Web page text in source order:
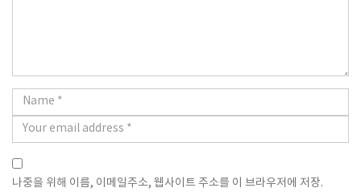
나중을 위해 이름, 이메일주소, 웹사이트 주소를 이 브라우저에 저장.